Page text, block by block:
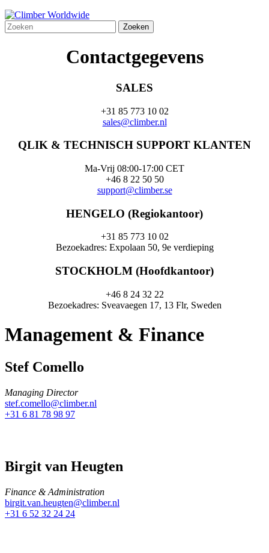
Contactgegevens
SALES
+31 85 773 10 02
sales@climber.nl
QLIK & TECHNISCH SUPPORT KLANTEN
Ma-Vrij 08:00-17:00 CET
+46 8 22 50 50
support@climber.se
HENGELO (Regiokantoor)
+31 85 773 10 02
Bezoekadres: Expolaan 50, 9e verdieping
STOCKHOLM (Hoofdkantoor)
+46 8 24 32 22
Bezoekadres: Sveavaegen 17, 13 Flr, Sweden
Management & Finance
Stef Comello
Managing Director
stef.comello@climber.nl
+31 6 81 78 98 97
Birgit van Heugten
Finance & Administration
birgit.van.heugten@climber.nl
+31 6 52 32 24 24